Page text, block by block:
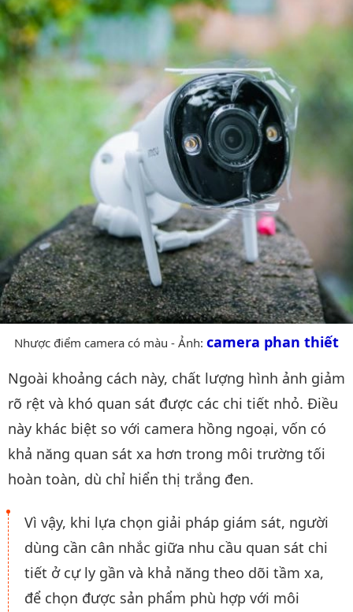
Nhược điểm camera có màu - Ảnh: camera phan thiết
Ngoài khoảng cách này, chất lượng hình ảnh giảm
rõ rệt và khó quan sát được các chi tiết nhỏ. Điều
này khác biệt so với camera hồng ngoại, vốn có
khả năng quan sát xa hơn trong môi trường tối
hoàn toàn, dù chỉ hiển thị trắng đen.
Vì vậy, khi lựa chọn giải pháp giám sát, người
dùng cần cân nhắc giữa nhu cầu quan sát chi
tiết ở cự ly gần và khả năng theo dõi tầm xa,
để chọn được sản phẩm phù hợp với môi